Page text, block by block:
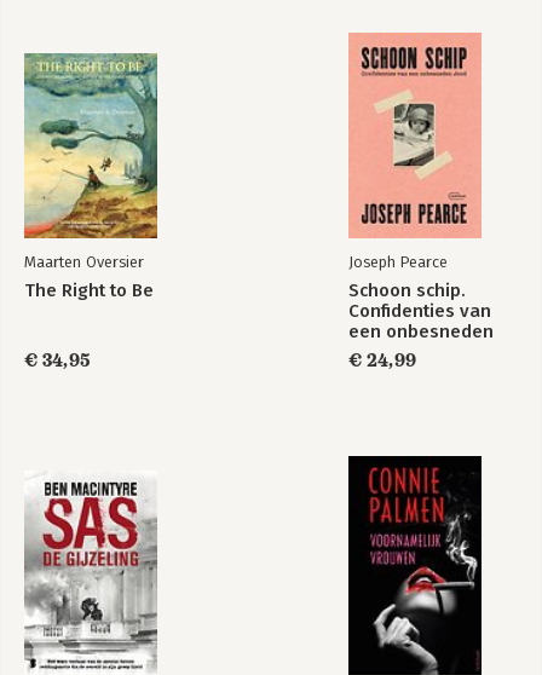
Maarten Oversier
The Right to Be
€ 34,95
Joseph Pearce
Schoon schip.
Confidenties van
een onbesneden
Jood
€ 24,99